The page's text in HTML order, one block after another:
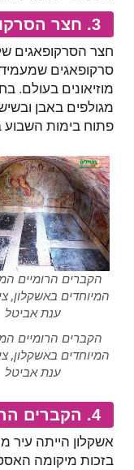
3. חצר הסרקופאגים
חצר הסרקופאגים
סרקופאגים
מוזיאונים בעולם.
מגולפים באבן
פתוח בימות השבוע
הקברים הרומיים
המיוחדים באשקלון,
ענת אביטל
הקברים הרומיים
המיוחדים באשקלון,
ענת אביטל
4. הקברים הרומיים המצויירים
אשקלון הייתה עיר
בזכות מיקומה